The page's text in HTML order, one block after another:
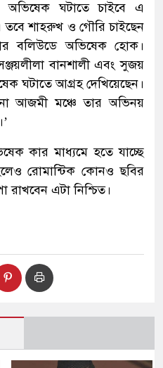
ঘটাতে চাইবে এ
তবে শাহরুখ ও গৌরি চাইছেন
বলিউডে অভিষেক হোক।
বানশালী এবং সুজয়
ঘটাতে আগ্রহ দেখিয়েছেন।
আজমী মঞ্চে তার অভিনয়
কার মাধ্যমে হতে যাচ্ছে
রোমান্টিক কোনও ছবির
রাখবেন এটা নিশ্চিত।